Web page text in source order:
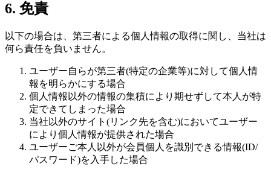
6. 免責
以下の場合は、第三者による個人情報の取得に関し、当社は
何ら責任を負いません。
ユーザー自らが第三者(特定の企業等)に対して個人情
報を明らかにする場合
個人情報以外の情報の集積により期せずして本人が特
定できてしまった場合
当社以外のサイト(リンク先を含む)においてユーザー
により個人情報が提供された場合
ユーザーご本人以外が会員個人を識別できる情報(ID/
パスワード)を入手した場合